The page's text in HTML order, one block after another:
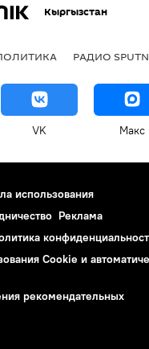
Кыргызстан
РАДИО
VK Макс
использования
Реклама
Cookie и
рекомендательных